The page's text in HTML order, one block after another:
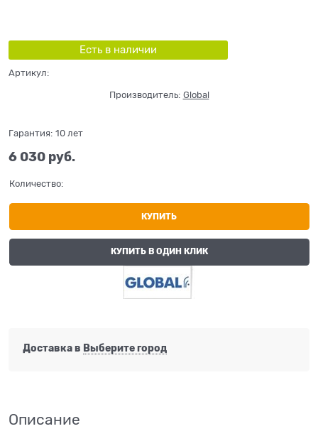
Есть в наличии
Артикул:
Производитель: Global
Гарантия: 10 лет
6 030 руб.
Количество:
КУПИТЬ
КУПИТЬ В ОДИН КЛИК
Доставка в Выберите город
Описание